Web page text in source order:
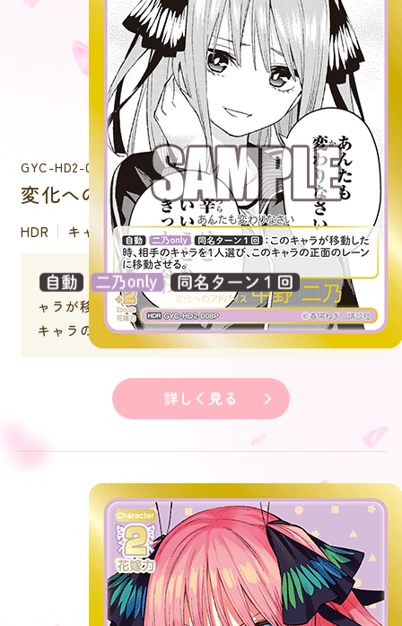
GYC-HD2-008P
変化へのアドバイス 中野 二乃
HDR キャラクター
：このキ
ャラが移動した時、相手のキャラを１人選び、この
キャラの正面のレーンに移動させる。
詳しく見る